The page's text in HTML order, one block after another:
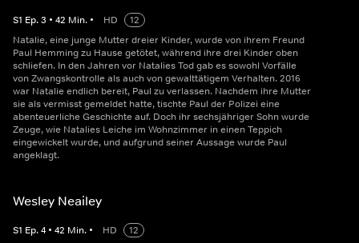
S1 Ep.3 • 42 Min. • HD
12
Natalie, eine junge Mutter dreier Kinder, wurde von ihrem Freund
Paul Hemming zu Hause getötet, während ihre drei Kinder oben
schliefen. In den Jahren vor Natalies Tod gab es sowohl Vorfälle
von Zwangskontrolle als auch von gewalttätigem Verhalten. 2016
war Natalie endlich bereit, Paul zu verlassen. Nachdem ihre Mutter
sie als vermisst gemeldet hatte, tischte Paul der Polizei eine
abenteuerliche Geschichte auf. Doch ihr sechsjähriger Sohn wurde
Zeuge, wie Natalies Leiche im Wohnzimmer in einen Teppich
eingewickelt wurde, und aufgrund seiner Aussage wurde Paul
angeklagt.
Wesley Neailey
S1 Ep.4 • 42 Min. • HD
12